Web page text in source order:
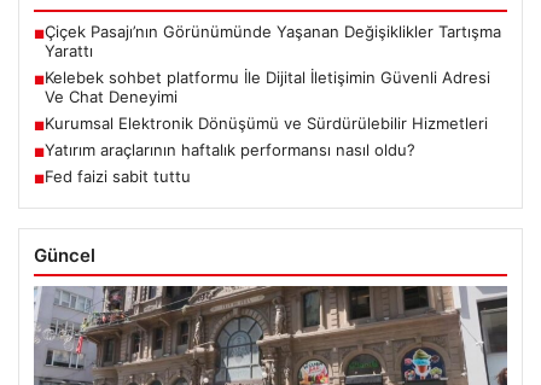
■Çiçek Pasajı’nın Görünümünde Yaşanan Değişiklikler Tartışma
Yarattı
■Kelebek sohbet platformu İle Dijital İletişimin Güvenli Adresi
Ve Chat Deneyimi
■Kurumsal Elektronik Dönüşümü ve Sürdürülebilir Hizmetleri
■Yatırım araçlarının haftalık performansı nasıl oldu?
■Fed faizi sabit tuttu
Güncel